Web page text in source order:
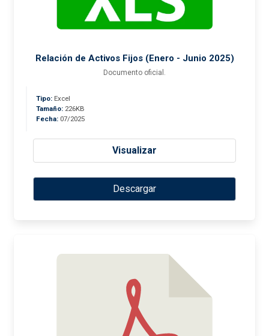
Relación de Activos Fijos (Enero - Junio 2025)
Documento oficial.
Tipo: Excel
Tamaño: 226KB
Fecha: 07/2025
Visualizar
Descargar